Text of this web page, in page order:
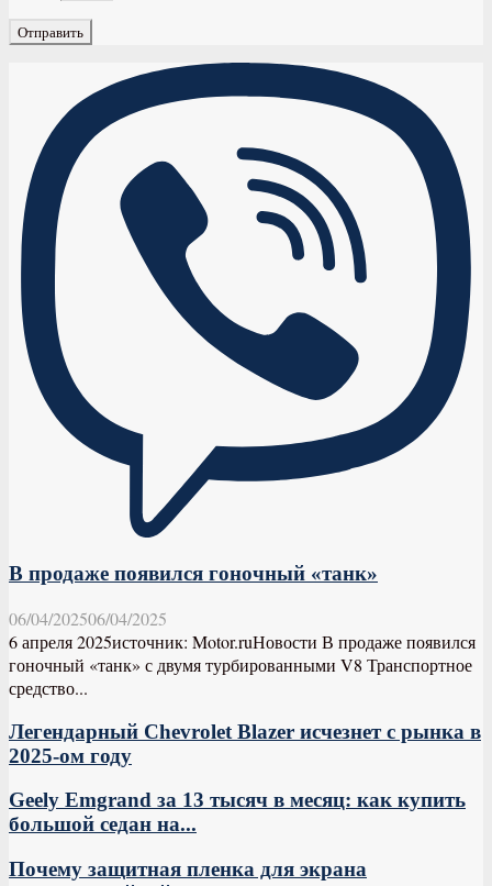
В продаже появился гоночный «танк»
06/04/202506/04/2025
6 апреля 2025источник: Motor.ruНовости В продаже появился
гоночный «танк» с двумя турбированными V8 Транспортное
средство...
Легендарный Chevrolet Blazer исчезнет с рынка в
2025-ом году
Geely Emgrand за 13 тысяч в месяц: как купить
большой седан на...
Почему защитная пленка для экрана